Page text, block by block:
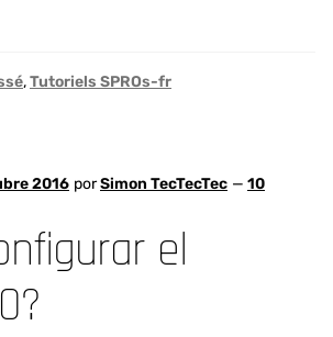
,Tutoriels SPROs-fr
2016 porSimon TecTecTec — 10
el